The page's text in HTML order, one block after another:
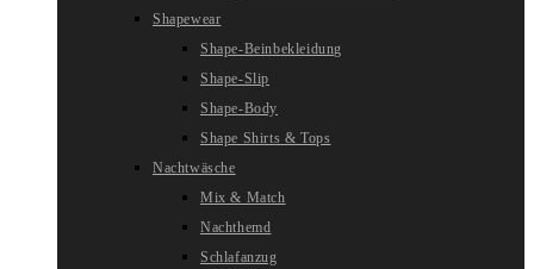
Shapewear
Shape-Beinbekleidung
Shape-Slip
Shape-Body
Shape Shirts & Tops
Nachtwäsche
Mix & Match
Nachthemd
Schlafanzug